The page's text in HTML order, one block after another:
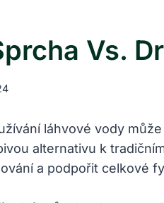
Vs.
láhvové vody
alternativu k
a podpořit celkové